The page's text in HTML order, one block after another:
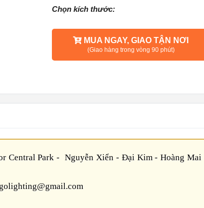
Chọn kích thước:
MUA NGAY, GIAO TẬN NƠI
(Giao hàng trong vòng 90 phút)
Central Park - Nguyễn Xiển - Đại Kim - Hoàng Mai